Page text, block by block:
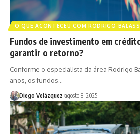
O QUE ACONTECEU COM RODRIGO
Fundos de investimento em
garantir o retorno?
Conforme o especialista da área Rodrigo
anos, os fundos…
Diego Velázquez agosto 8, 2025